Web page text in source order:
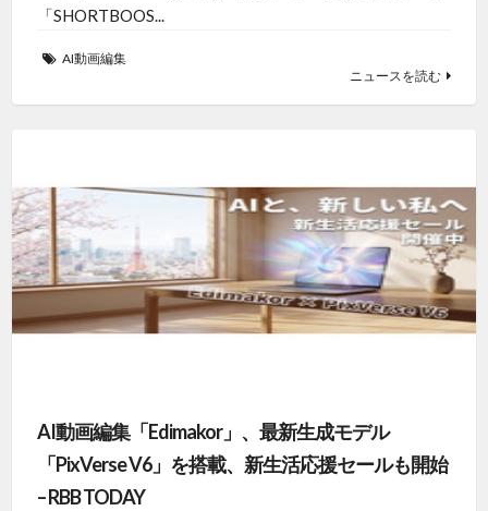
「SHORTBOOS...
AI動画編集
ニュースを読む
AI動画編集「Edimakor」、最新生成モデル
「PixVerse V6」を搭載、新生活応援セールも開始
– RBB TODAY